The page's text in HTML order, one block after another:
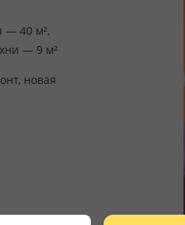
— 40 м²,
— 9 м²
новая